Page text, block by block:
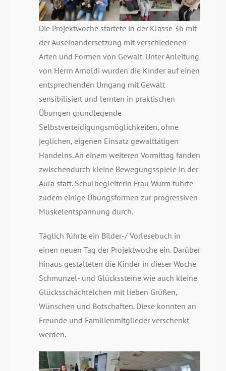
Die Projektwoche startete in der Klasse 3b mit
der Auseinandersetzung mit verschiedenen
Arten und Formen von Gewalt. Unter Anleitung
von Herrn Arnoldi wurden die Kinder auf einen
entsprechenden Umgang mit Gewalt
sensibilisiert und lernten in praktischen
Übungen grundlegende
Selbstverteidigungsmöglichkeiten, ohne
jeglichen, eigenen Einsatz gewalttätigen
Handelns. An einem weiteren Vormittag fanden
zwischendurch kleine Bewegungsspiele in der
Aula statt. Schulbegleiterin Frau Wurm führte
zudem einige Übungsformen zur progressiven
Muskelentspannung durch.
Täglich führte ein Bilder-/ Vorlesebuch in
einen neuen Tag der Projektwoche ein. Darüber
hinaus gestalteten die Kinder in dieser Woche
Schmunzel- und Glückssteine wie auch kleine
Glücksschächtelchen mit lieben Grüßen,
Wünschen und Botschaften. Diese konnten an
Freunde und Familienmitglieder verschenkt
werden.